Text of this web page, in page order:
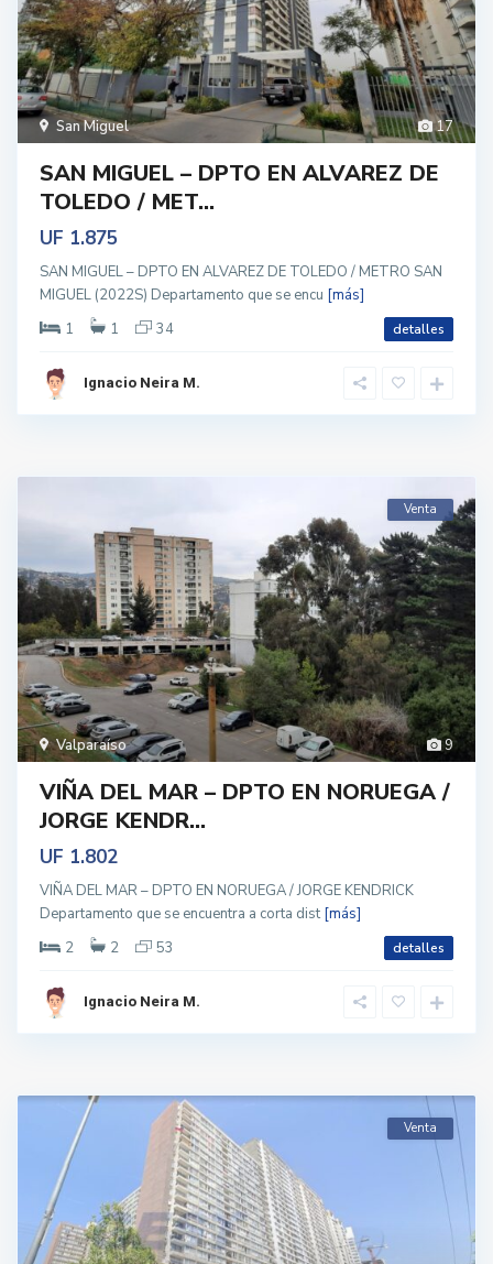
17
San Miguel
SAN MIGUEL – DPTO EN ALVAREZ DE
TOLEDO / MET...
UF 1.875
SAN MIGUEL – DPTO EN ALVAREZ DE TOLEDO / METRO SAN
MIGUEL (2022S) Departamento que se encu [más]
1
1 34 detalles
Ignacio Neira M.
9
Valparaíso
Venta
VIÑA DEL MAR – DPTO EN NORUEGA /
JORGE KENDR...
UF 1.802
VIÑA DEL MAR – DPTO EN NORUEGA / JORGE KENDRICK
Departamento que se encuentra a corta dist [más]
2
2 53 detalles
Ignacio Neira M.
Venta